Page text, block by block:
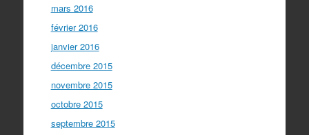
mars 2016
février 2016
janvier 2016
décembre 2015
novembre 2015
octobre 2015
septembre 2015